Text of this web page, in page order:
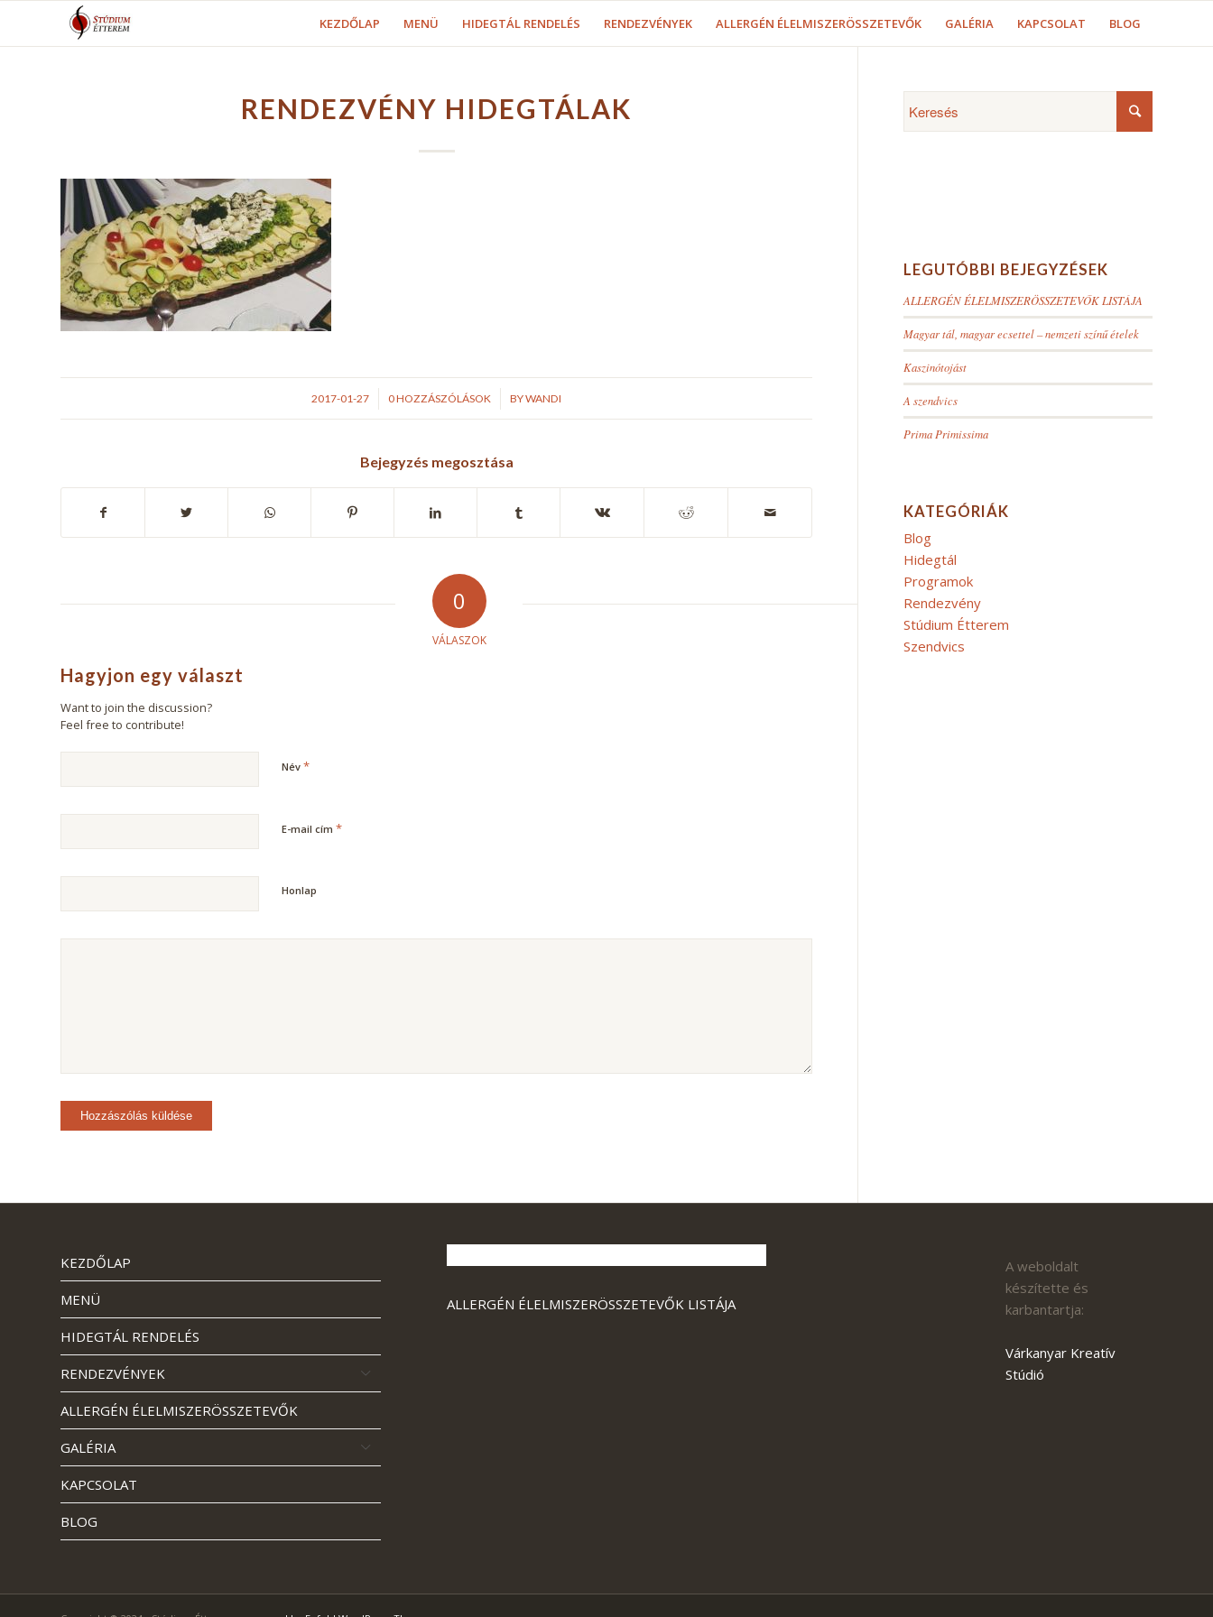
KEZDŐLAP MENÜ HIDEGTÁL RENDELÉS RENDEZVÉNYEK ALLERGÉN ÉLELMISZERÖSSZETEVŐK GALÉRIA KAPCSOLAT BLOG
RENDEZVÉNY HIDEGTÁLAK
2017-01-27
/ 0 HOZZÁSZÓLÁSOK
/ BYWANDI
Bejegyzés megosztása
0
VÁLASZOK
Hagyjon egy választ
Want to join the discussion?
Feel free to contribute!
Név *
E-mail cím *
Honlap
LEGUTÓBBI BEJEGYZÉSEK
ALLERGÉN ÉLELMISZERÖSSZETEVŐK LISTÁJA
Magyar tál, magyar ecsettel – nemzeti színű ételek
Kaszinótojást
A szendvics
Prima Primissima
KATEGÓRIÁK
Blog
Hidegtál
Programok
Rendezvény
Stúdium Étterem
Szendvics
KEZDŐLAP
MENÜ
HIDEGTÁL RENDELÉS
RENDEZVÉNYEK
ALLERGÉN ÉLELMISZERÖSSZETEVŐK
GALÉRIA
KAPCSOLAT
BLOG
ALLERGÉN ÉLELMISZERÖSSZETEVŐK LISTÁJA
A weboldalt
készítette és
karbantartja:
Várkanyar Kreatív
Stúdió